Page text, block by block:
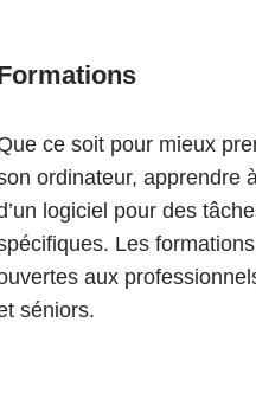
ce soit pour mieux
ordinateur, apprendre
logiciel pour des
Les
aux
séniors.